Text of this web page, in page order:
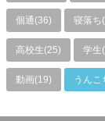
個通(36) 寝落ち
高校生(25) 学生
動画(19) うんこ